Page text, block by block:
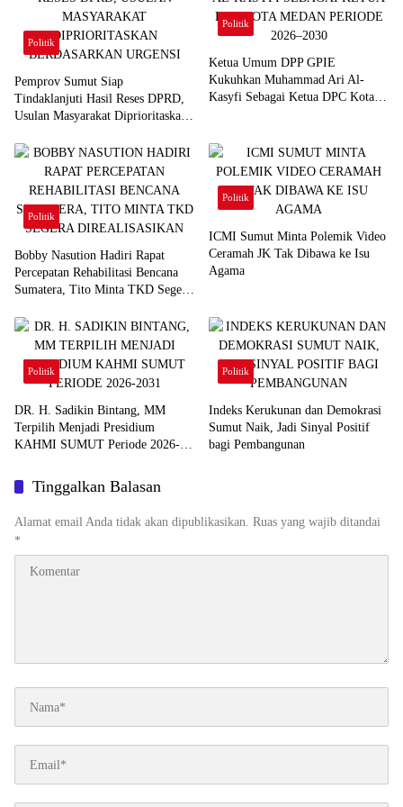
Politik
Pemprov Sumut Siap
Tindaklanjuti Hasil Reses DPRD,
Usulan Masyarakat Diprioritaskan
Politik
Ketua Umum DPP GPIE
Kukuhkan Muhammad Ari Al-
Kasyfi Sebagai Ketua DPC Kota
Politik
Bobby Nasution Hadiri Rapat
Percepatan Rehabilitasi Bencana
Sumatera, Tito Minta TKD Segera
Politik
ICMI Sumut Minta Polemik Video
Ceramah JK Tak Dibawa ke Isu
Agama
Politik
DR. H. Sadikin Bintang, MM
Terpilih Menjadi Presidium
KAHMI SUMUT Periode 2026-
Politik
Indeks Kerukunan dan Demokrasi
Sumut Naik, Jadi Sinyal Positif
bagi Pembangunan
Tinggalkan Balasan
Alamat email Anda tidak akan dipublikasikan. Ruas yang wajib ditandai
*